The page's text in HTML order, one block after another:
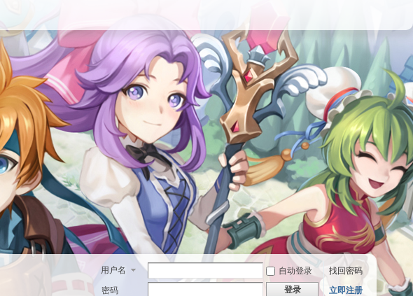
用户名 自动登录
找回密码
密码
登录 立即注册